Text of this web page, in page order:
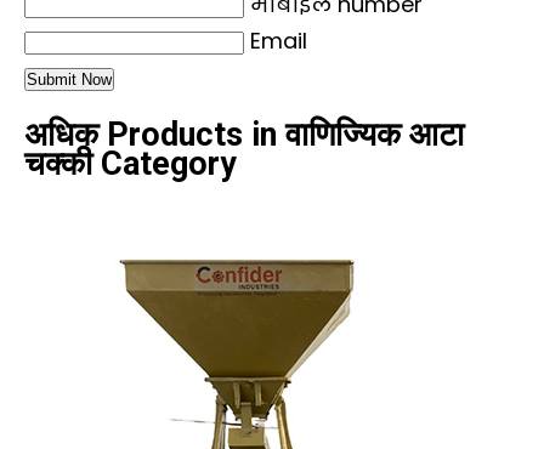
Email
अधिक Products in वाणिज्यिक आटा
चक्की Category